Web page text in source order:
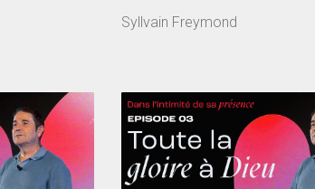
Syllvain Freymond